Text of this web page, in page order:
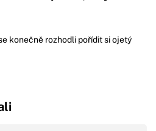
konečně rozhodli pořídit si ojetý